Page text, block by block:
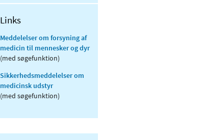
Links
Meddelelser om forsyning af
medicin til mennesker og dyr
(med søgefunktion)
Sikkerhedsmeddelelser om
medicinsk udstyr
(med søgefunktion)